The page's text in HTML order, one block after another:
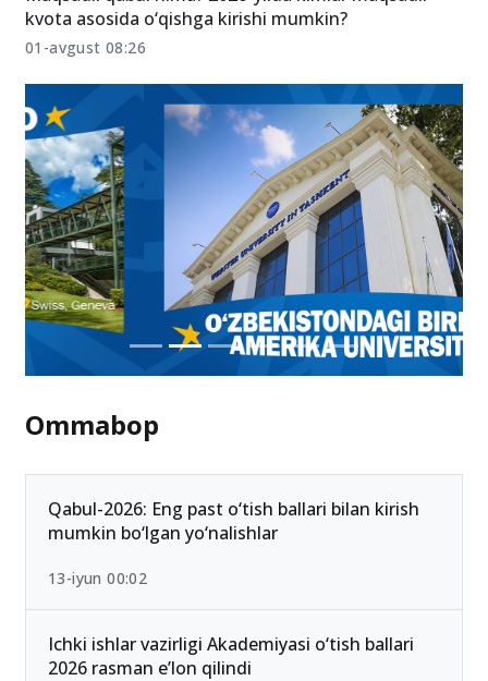
kvota asosida o‘qishga kirishi mumkin?
01-avgust 08:26
Ommabop
Qabul-2026: Eng past o‘tish ballari bilan kirish
mumkin bo‘lgan yo‘nalishlar
13-iyun 00:02
Ichki ishlar vazirligi Akademiyasi o‘tish ballari
2026 rasman e’lon qilindi